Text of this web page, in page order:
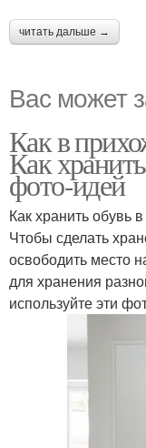
читать дальше →
Вас может
Как в
Как
фото-идей
Как хранить обувь
Чтобы сделать
освободить место
для хранения
используйте эти